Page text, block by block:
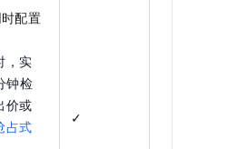
配置
，实
钟检
价或
占式
✓